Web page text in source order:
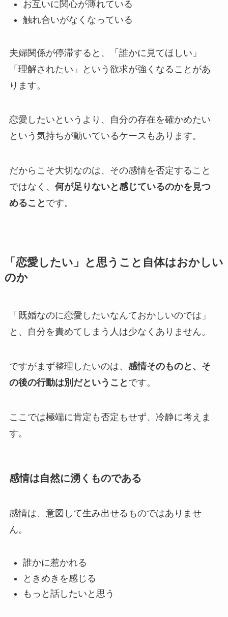
お互いに関心が薄れている
触れ合いがなくなっている
夫婦関係が停滞すると、「誰かに見てほしい」
「理解されたい」という欲求が強くなることがあ
ります。
恋愛したいというより、自分の存在を確かめたい
という気持ちが動いているケースもあります。
だからこそ大切なのは、その感情を否定すること
ではなく、 何が足りないと感じているのかを見つ
めること です。
「恋愛したい」と思うこと自体はおかしい
のか
「既婚なのに恋愛したいなんておかしいのでは」
と、自分を責めてしまう人は少なくありません。
ですがまず整理したいのは、 感情そのものと、そ
の後の行動は別だということ です。
ここでは極端に肯定も否定もせず、冷静に考えま
す。
感情は自然に湧くものである
感情は、意図して生み出せるものではありませ
ん。
誰かに惹かれる
ときめきを感じる
もっと話したいと思う